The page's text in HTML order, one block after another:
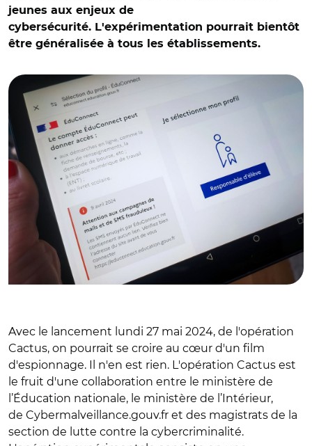
jeunes aux enjeux de
cybersécurité. L'expérimentation pourrait bientôt
être généralisée à tous les établissements.
Avec le lancement lundi 27 mai 2024, de l'opération
Cactus, on pourrait se croire au cœur d'un film
d'espionnage. Il n'en est rien. L'opération Cactus est
le fruit d'une collaboration entre le ministère de
l’Éducation nationale, le ministère de l’Intérieur,
de Cybermalveillance.gouv.fr et des magistrats de la
section de lutte contre la cybercriminalité.